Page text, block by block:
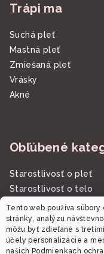
Tento web používa
stránky, analýzu
môžu byť zdieľané s
účely personalizácie a
našich Podmienkach
Trápi ma
Suchá pleť
Mastná pleť
Zmiešaná pleť
Vrásky
Akné
Obľúbené
Starostlivosť o pleť
Starostlivosť o telo
Slnečná starostlivosť
Darčekové sady/